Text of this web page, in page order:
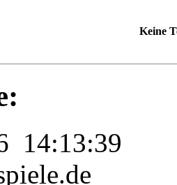
Keine
14:13:39